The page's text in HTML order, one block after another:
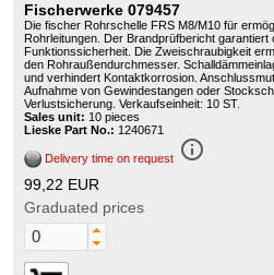
Fischerwerke 079457
Die fischer Rohrschelle FRS M8/M10 für
Rohrleitungen. Der Brandprüfbericht garantiert
Funktionssicherheit. Die Zweischraubigkeit
den Rohraußendurchmesser.
und verhindert Kontaktkorrosion.
Aufnahme von Gewindestangen oder
Verlustsicherung. Verkaufseinheit: 10 ST.
Sales unit: 10 pieces
Lieske Part No.: 1240671
Delivery time on request info_outline
99,22 EUR
Graduated prices